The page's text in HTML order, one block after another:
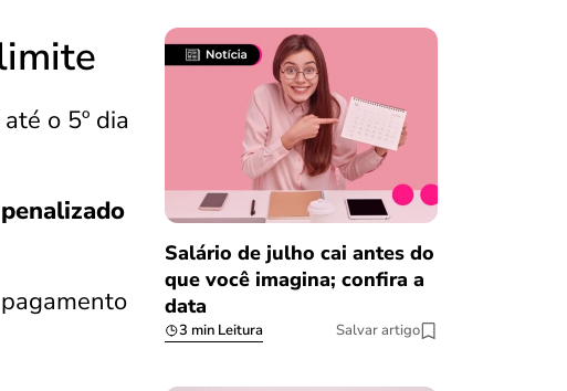
o 5º dia
Salário de julho cai antes do
que você imagina; confira a
data
3 min Leitura Salvar artigo